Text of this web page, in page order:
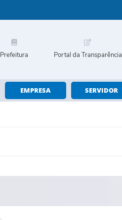
Prefeitura Portal da Transparência
EMPRESA SERVIDOR